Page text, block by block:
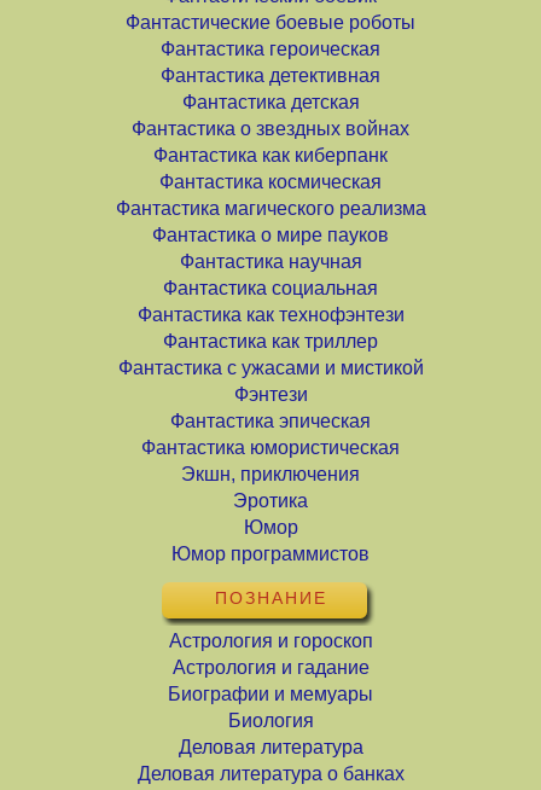
Фантастические боевые роботы
Фантастика героическая
Фантастика детективная
Фантастика детская
Фантастика о звездных войнах
Фантастика как киберпанк
Фантастика космическая
Фантастика магического реализма
Фантастика о мире пауков
Фантастика научная
Фантастика социальная
Фантастика как технофэнтези
Фантастика как триллер
Фантастика с ужасами и мистикой
Фэнтези
Фантастика эпическая
Фантастика юмористическая
Экшн, приключения
Эротика
Юмор
Юмор программистов
ПОЗНАНИЕ
Астрология и гороскоп
Астрология и гадание
Биографии и мемуары
Биология
Деловая литература
Деловая литература о банках